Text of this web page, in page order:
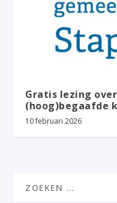
Gratis lezing
(hoog)begaafde
10 februari 2026